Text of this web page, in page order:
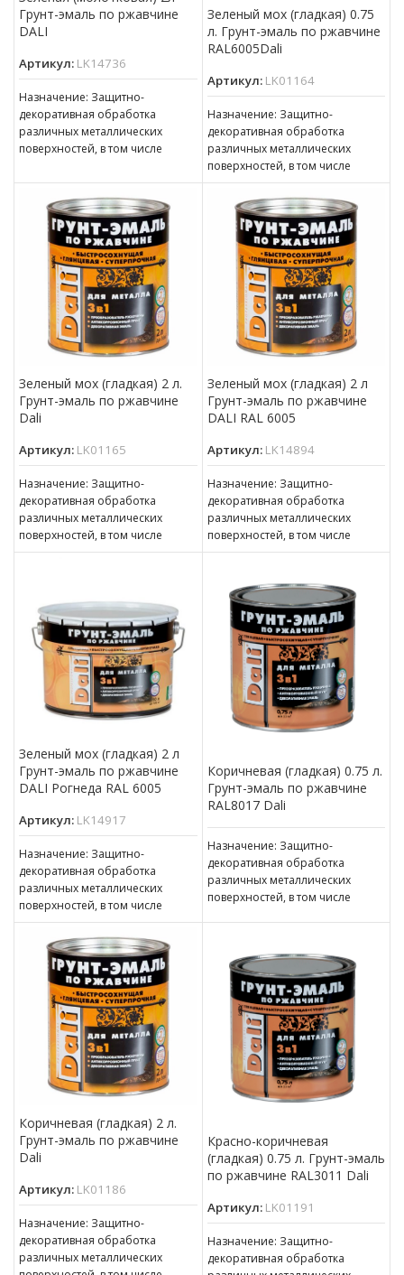
Грунт-эмаль по ржавчине
DALI
Артикул: LK14736
Назначение: Защитно-
декоративная обработка
различных металлических
поверхностей, в том числе
сплошной коррозией c
толщиной ржавчины до 100 мкм
Зеленый мох (гладкая) 0.75
л. Грунт-эмаль по ржавчине
RAL6005Dali
Артикул: LK01164
Назначение: Защитно-
декоративная обработка
различных металлических
поверхностей, в том числе
пораженных точечной или
сплошной коррозией c
толщиной ржавчины до 100 мкм
Зеленый мох (гладкая) 2 л.
Грунт-эмаль по ржавчине
Dali
Артикул: LK01165
Назначение: Защитно-
декоративная обработка
различных металлических
поверхностей, в том числе
пораженных точечной или
Зеленый мох (гладкая) 2 л
Грунт-эмаль по ржавчине
DALI RAL 6005
Артикул: LK14894
Назначение: Защитно-
декоративная обработка
различных металлических
поверхностей, в том числе
пораженных точечной или
толщиной ржавчины до 100 мкм
Зеленый мох (гладкая) 2 л
Грунт-эмаль по ржавчине
DALI Рогнеда RAL 6005
Артикул: LK14917
Назначение: Защитно-
декоративная обработка
различных металлических
поверхностей, в том числе
пораженных точечной или
сплошной коррозией c
толщиной ржавчины до 100 мкм
Коричневая (гладкая) 0.75 л.
Грунт-эмаль по ржавчине
RAL8017 Dali
Назначение: Защитно-
декоративная обработка
различных металлических
поверхностей, в том числе
Коричневая (гладкая) 2 л.
Грунт-эмаль по ржавчине
Dali
Артикул: LK01186
Назначение: Защитно-
декоративная обработка
различных металлических
Красно-коричневая
(гладкая) 0.75 л. Грунт-эмаль
по ржавчине RAL3011 Dali
Артикул: LK01191
Назначение: Защитно-
декоративная обработка